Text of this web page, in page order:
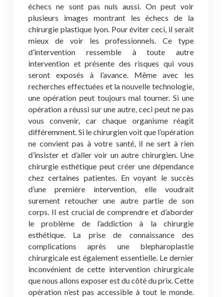
échecs ne sont pas nuls aussi. On peut voir
plusieurs images montrant les échecs de la
chirurgie plastique lyon. Pour éviter ceci, il serait
mieux de voir les professionnels. Ce type
d’intervention ressemble à toute autre
intervention et présente des risques qui vous
seront exposés à l’avance. Même avec les
recherches effectuées et la nouvelle technologie,
une opération peut toujours mal tourner. Si une
opération a réussi sur une autre, ceci peut ne pas
vous convenir, car chaque organisme réagit
différemment. Si le chirurgien voit que l’opération
ne convient pas à votre santé, il ne sert à rien
d’insister et d’aller voir un autre chirurgien. Une
chirurgie esthétique peut créer une dépendance
chez certaines patientes. En voyant le succès
d’une première intervention, elle voudrait
surement retoucher une autre partie de son
corps. Il est crucial de comprendre et d’aborder
le problème de l’addiction à la chirurgie
esthétique. La prise de connaissance des
complications après une blepharoplastie
chirurgicale est également essentielle. Le dernier
inconvénient de cette intervention chirurgicale
que nous allons exposer est du côté du prix. Cette
opération n’est pas accessible à tout le monde.